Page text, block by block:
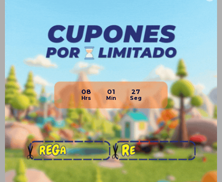
08 01 26
Planes de cuotas
Envíos
Medios de pago
Productos que te pueden interesar